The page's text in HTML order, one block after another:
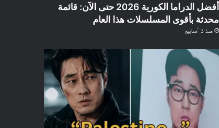
أفضل الدراما الكورية 2026 حتى الآن: قائمة
محدثة بأقوى المسلسلات هذا العام
منذ 3 أسابيع